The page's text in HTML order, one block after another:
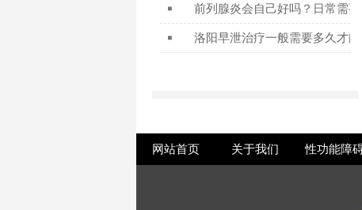
■ 前列腺炎会自己好吗？日常需要
■ 洛阳早泄治疗一般需要多久才能
网站首页 关于我们 性功能障